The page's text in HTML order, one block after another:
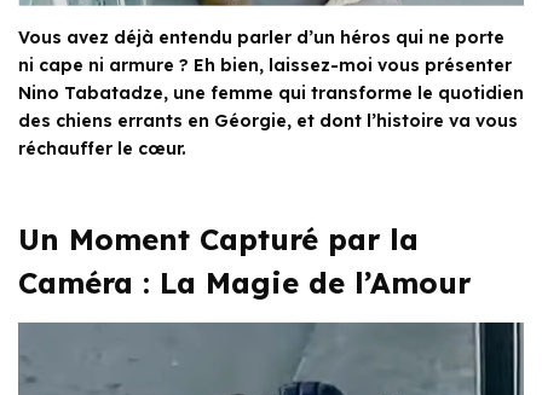
Vous avez déjà entendu parler d’un héros qui ne porte
ni cape ni armure ? Eh bien, laissez-moi vous présenter
Nino Tabatadze, une femme qui transforme le quotidien
des chiens errants en Géorgie, et dont l’histoire va vous
réchauffer le cœur.
Un Moment Capturé par la
Caméra : La Magie de l’Amour